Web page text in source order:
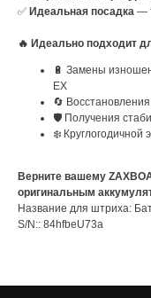
✅ Идеальная посадка —
🔥 Идеально подходит
🔋 Замены
EX
🔄
🛡️ Получения
❄️ Круглогодичной
Верните вашему
оригинальным
Название для штриха:
S/N:: 84hfbeU73a